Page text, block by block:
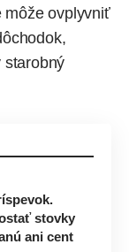
môže ovplyvniť
starobný
stovky
ani cent